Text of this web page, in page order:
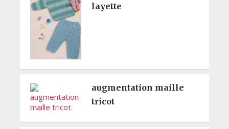
layette
augmentation maille
tricot